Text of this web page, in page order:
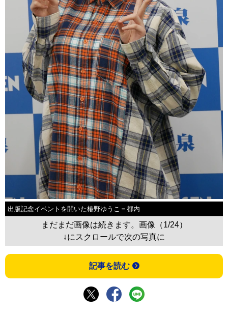
出版記念イベントを開いた椿野ゆうこ＝都内
まだまだ画像は続きます。画像（1/24）
↓にスクロールで次の写真に
記事を読む